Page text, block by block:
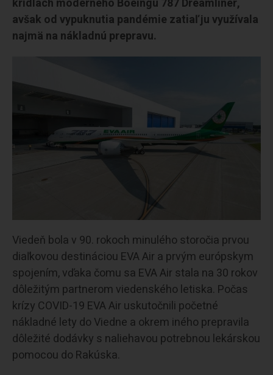
avšak od vypuknutia pandémie zatiaľ ju využívala
najmä na nákladnú prepravu.
Viedeň bola v 90. rokoch minulého storočia prvou
diaľkovou destináciou EVA Air a prvým európskym
spojením, vďaka čomu sa EVA Air stala na 30 rokov
dôležitým partnerom viedenského letiska. Počas
krízy COVID-19 EVA Air uskutočnili početné
nákladné lety do Viedne a okrem iného prepravila
dôležité dodávky s naliehavou potrebnou lekárskou
pomocou do Rakúska.